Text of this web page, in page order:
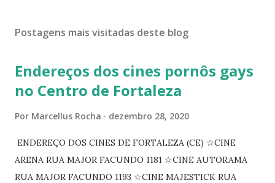
Postagens mais visitadas deste blog
Endereços dos cines pornôs gays
no Centro de Fortaleza
Por Marcellus Rocha dezembro 28, 2020
ENDEREÇO DOS CINES DE FORTALEZA (CE) ☆CINE
ARENA RUA MAJOR FACUNDO 1181 ☆CINE AUTORAMA
RUA MAJOR FACUNDO 1193 ☆CINE MAJESTICK RUA